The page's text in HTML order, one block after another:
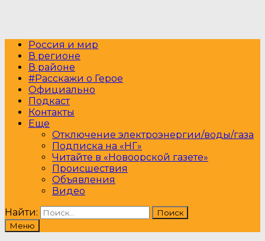
Россия и мир
В регионе
В районе
#Расскажи о Герое
Официально
Подкаст
Контакты
Еще
Отключение электроэнергии/воды/газа
Подписка на «НГ»
Читайте в «Новоорской газете»
Происшествия
Объявления
Видео
Найти:
Меню